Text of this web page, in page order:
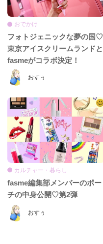
おすぅ
おでかけ
フォトジェニックな夢の国♡
東京アイスクリームランドと
fasmeがコラボ決定！
おすぅ
カルチャー・暮らし
fasme編集部メンバーのポー
チの中身公開♡第2弾